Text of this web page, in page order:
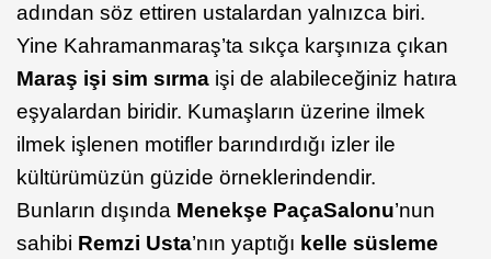
adından söz ettiren ustalardan yalnızca biri.
Yine Kahramanmaraş’ta sıkça karşınıza çıkan
Maraş işi sim sırma işi de alabileceğiniz hatıra
eşyalardan biridir. Kumaşların üzerine ilmek
ilmek işlenen motifler barındırdığı izler ile
kültürümüzün güzide örneklerindendir.
Bunların dışında Menekşe PaçaSalonu’nun
sahibi Remzi Usta’nın yaptığı kelle süsleme